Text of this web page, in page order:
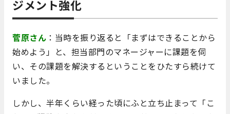
ジメント強化
菅原さん ：当時を振り返ると「まずはできることから
始めよう」と、担当部門のマネージャーに課題を伺
い、その課題を解決するということをひたすら続けて
いました。
しかし、半年くらい経った頃にふと立ち止まって「こ